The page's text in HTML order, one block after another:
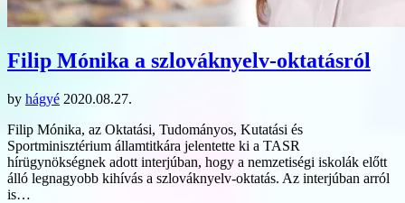
Filip Mónika a szlováknyelv-oktatásról
by hágyé 2020.08.27.
Filip Mónika, az Oktatási, Tudományos, Kutatási és
Sportminisztérium államtitkára jelentette ki a TASR
hírügynökségnek adott interjúban, hogy a nemzetiségi iskolák előtt
álló legnagyobb kihívás a szlováknyelv-oktatás. Az interjúban arról
is…